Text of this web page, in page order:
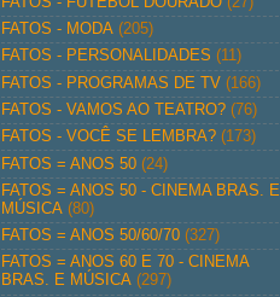
FATOS - MODA (205)
FATOS - PERSONALIDADES (11)
FATOS - PROGRAMAS DE TV (166)
FATOS - VAMOS AO TEATRO? (76)
FATOS - VOCÊ SE LEMBRA? (173)
FATOS = ANOS 50 (24)
FATOS = ANOS 50 - CINEMA BRAS. E
MÚSICA (80)
FATOS = ANOS 50/60/70 (327)
FATOS = ANOS 60 E 70 - CINEMA
BRAS. E MÚSICA (297)